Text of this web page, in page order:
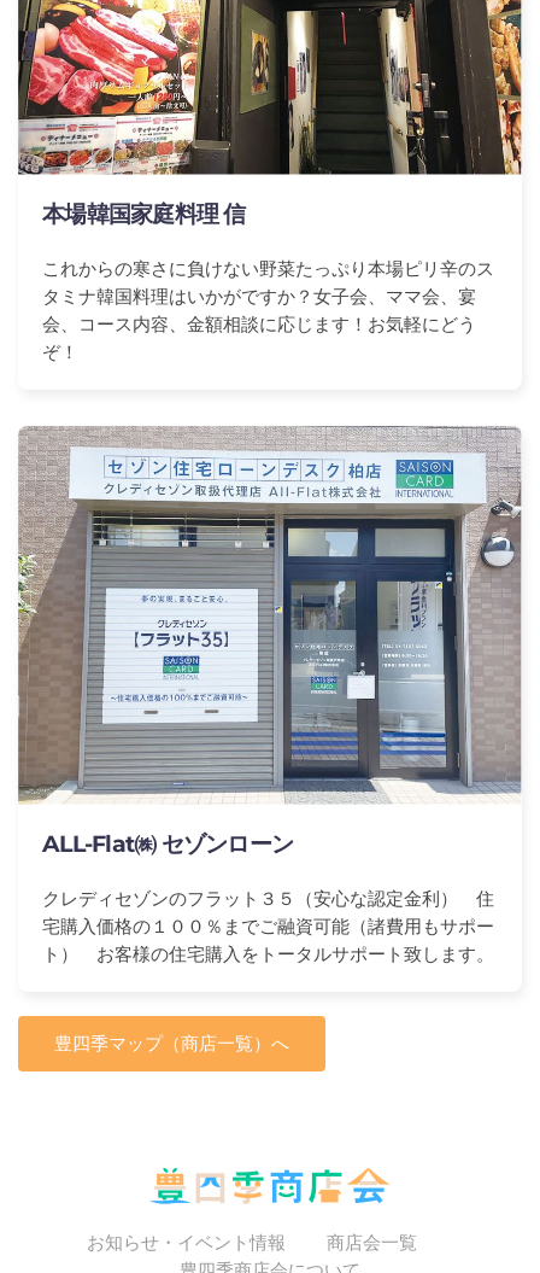
本場韓国家庭料理 信
これからの寒さに負けない野菜たっぷり本場ピリ辛のス
タミナ韓国料理はいかがですか？女子会、ママ会、宴
会、コース内容、金額相談に応じます！お気軽にどう
ぞ！
ALL-Flat㈱ セゾンローン
クレディセゾンのフラット３５（安心な認定金利） 住
宅購入価格の１００％までご融資可能（諸費用もサポー
ト） お客様の住宅購入をトータルサポート致します。
豊四季マップ（商店一覧）へ
お知らせ・イベント情報
商店会一覧